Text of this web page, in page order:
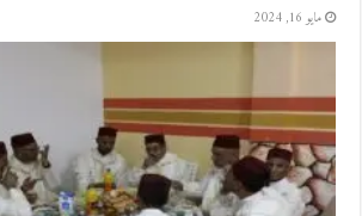
مايو 16, 2024